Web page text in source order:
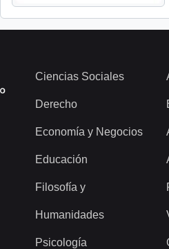
Ciencias Sociales
Derecho
Economía y Negocios
Educación
Filosofía y
Humanidades
Psicología